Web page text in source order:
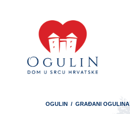
OGULIN / GRAĐANI OGULINA